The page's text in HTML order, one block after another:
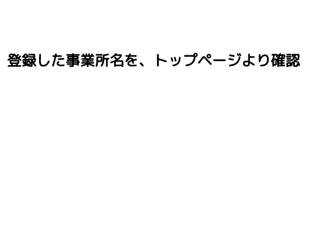
録した事業所名を、トップページより確認